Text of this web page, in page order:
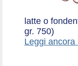
latte o
gr. 750)
Leggi ancora